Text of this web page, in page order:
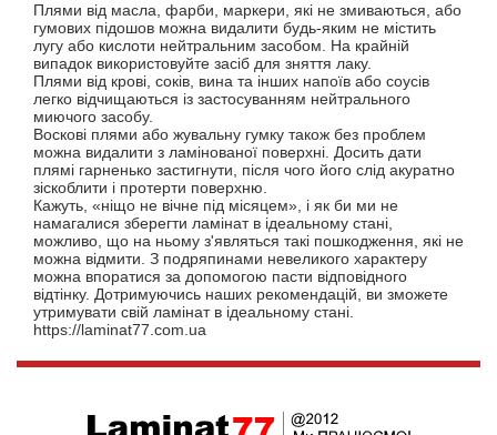
Плями від масла, фарби, маркери, які не змиваються, або
гумових підошов можна видалити будь-яким не містить
лугу або кислоти нейтральним засобом. На крайній
випадок використовуйте засіб для зняття лаку.
Плями від крові, соків, вина та інших напоїв або соусів
легко відчищаються із застосуванням нейтрального
миючого засобу.
Воскові плями або жувальну гумку також без проблем
можна видалити з ламінованої поверхні. Досить дати
плямі гарненько застигнути, після чого його слід акуратно
зіскоблити і протерти поверхню.
Кажуть, «ніщо не вічне під місяцем», і як би ми не
намагалися зберегти ламінат в ідеальному стані,
можливо, що на ньому з'являться такі пошкодження, які не
можна відмити. З подряпинами невеликого характеру
можна впоратися за допомогою пасти відповідного
відтінку. Дотримуючись наших рекомендацій, ви зможете
утримувати свій ламінат в ідеальному стані.
https://laminat77.com.ua